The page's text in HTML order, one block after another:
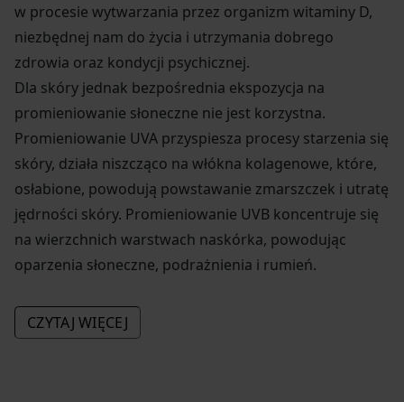
w procesie wytwarzania przez organizm witaminy D,
niezbędnej nam do życia i utrzymania dobrego
zdrowia oraz kondycji psychicznej.
Dla skóry jednak bezpośrednia ekspozycja na
promieniowanie słoneczne nie jest korzystna.
Promieniowanie UVA przyspiesza procesy starzenia się
skóry, działa niszcząco na włókna kolagenowe, które,
osłabione, powodują powstawanie zmarszczek i utratę
jędrności skóry. Promieniowanie UVB koncentruje się
na wierzchnich warstwach naskórka, powodując
oparzenia słoneczne, podrażnienia i rumień.
Promieniowanie słoneczne przyczynić się może
również do powstawania oparzeń oraz nowotworów
CZYTAJ WIĘCEJ